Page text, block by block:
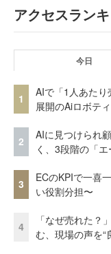
アクセスラン
今日
1
AIで「1人あたり
展開のAiロボテ
2
AIに見つけられ
く、3段階の「
3
ECのKPIで一喜
い役割分担〜
4
「なぜ売れた？
む、現場の声を“